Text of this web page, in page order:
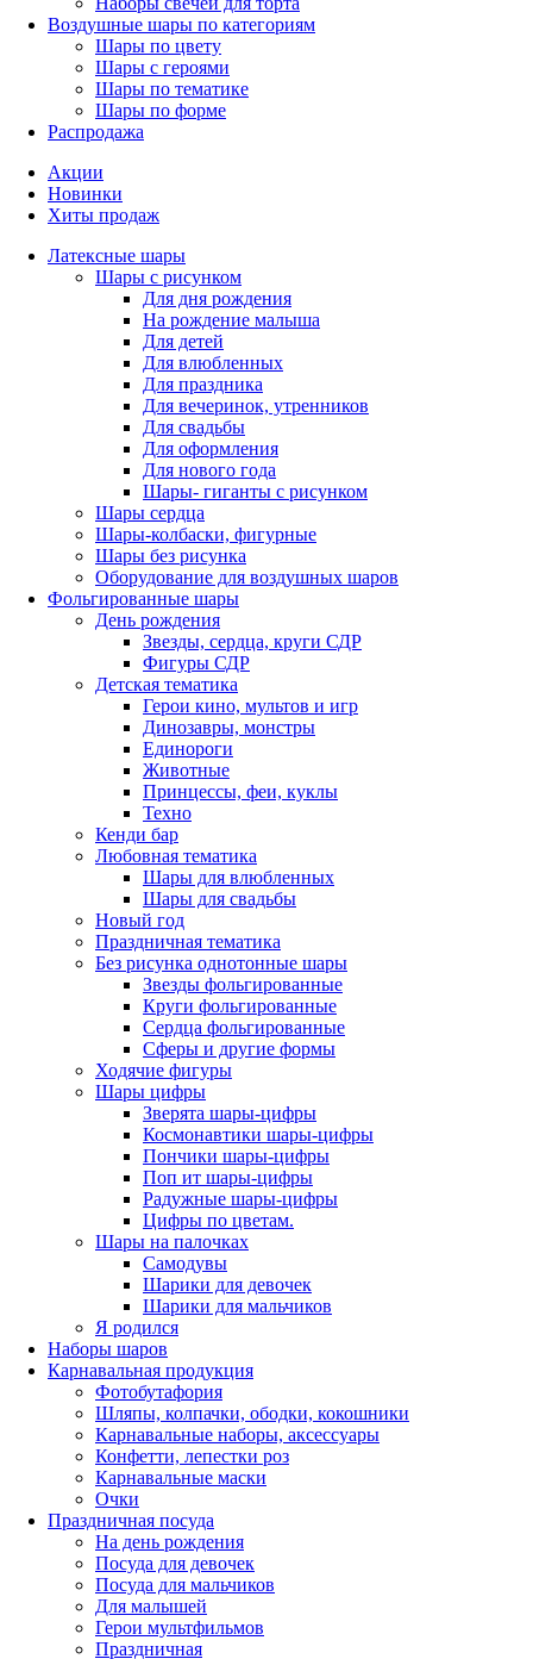
Воздушные шары по категориям
Шары по цвету
Шары с героями
Шары по тематике
Шары по форме
Распродажа
Акции
Новинки
Хиты продаж
Латексные шары
Шары с рисунком
Для дня рождения
На рождение малыша
Для детей
Для влюбленных
Для праздника
Для вечеринок, утренников
Для свадьбы
Для оформления
Для нового года
Шары- гиганты с рисунком
Шары сердца
Шары-колбаски, фигурные
Шары без рисунка
Оборудование для воздушных шаров
Фольгированные шары
День рождения
Звезды, сердца, круги СДР
Фигуры СДР
Детская тематика
Герои кино, мультов и игр
Динозавры, монстры
Единороги
Животные
Принцессы, феи, куклы
Техно
Кенди бар
Любовная тематика
Шары для влюбленных
Шары для свадьбы
Новый год
Праздничная тематика
Без рисунка однотонные шары
Звезды фольгированные
Круги фольгированные
Сердца фольгированные
Сферы и другие формы
Ходячие фигуры
Шары цифры
Зверята шары-цифры
Космонавтики шары-цифры
Пончики шары-цифры
Поп ит шары-цифры
Радужные шары-цифры
Цифры по цветам.
Шары на палочках
Самодувы
Шарики для девочек
Шарики для мальчиков
Я родился
Наборы шаров
Карнавальная продукция
Фотобутафория
Шляпы, колпачки, ободки, кокошники
Карнавальные наборы, аксессуары
Конфетти, лепестки роз
Карнавальные маски
Очки
Праздничная посуда
На день рождения
Посуда для девочек
Посуда для мальчиков
Для малышей
Герои мультфильмов
Праздничная